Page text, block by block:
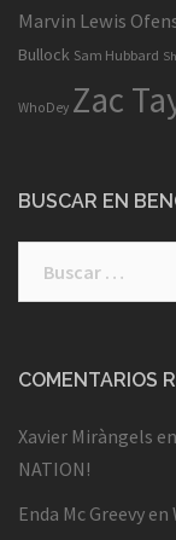
Marvin Lewis
Bullock Sam Hubbard
WhoDey Zac
BUSCAR EN
COMENTARIOS
Xavier Miràngels en
NATION!
Enda Mc Greevy en